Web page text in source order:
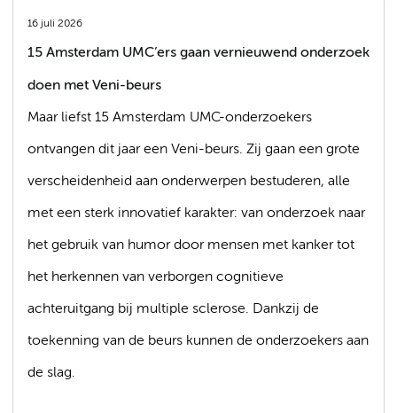
16 juli 2026
15 Amsterdam UMC’ers gaan vernieuwend onderzoek
doen met Veni-beurs
Maar liefst 15 Amsterdam UMC-onderzoekers
ontvangen dit jaar een Veni-beurs. Zij gaan een grote
verscheidenheid aan onderwerpen bestuderen, alle
met een sterk innovatief karakter: van onderzoek naar
het gebruik van humor door mensen met kanker tot
het herkennen van verborgen cognitieve
achteruitgang bij multiple sclerose. Dankzij de
toekenning van de beurs kunnen de onderzoekers aan
de slag.